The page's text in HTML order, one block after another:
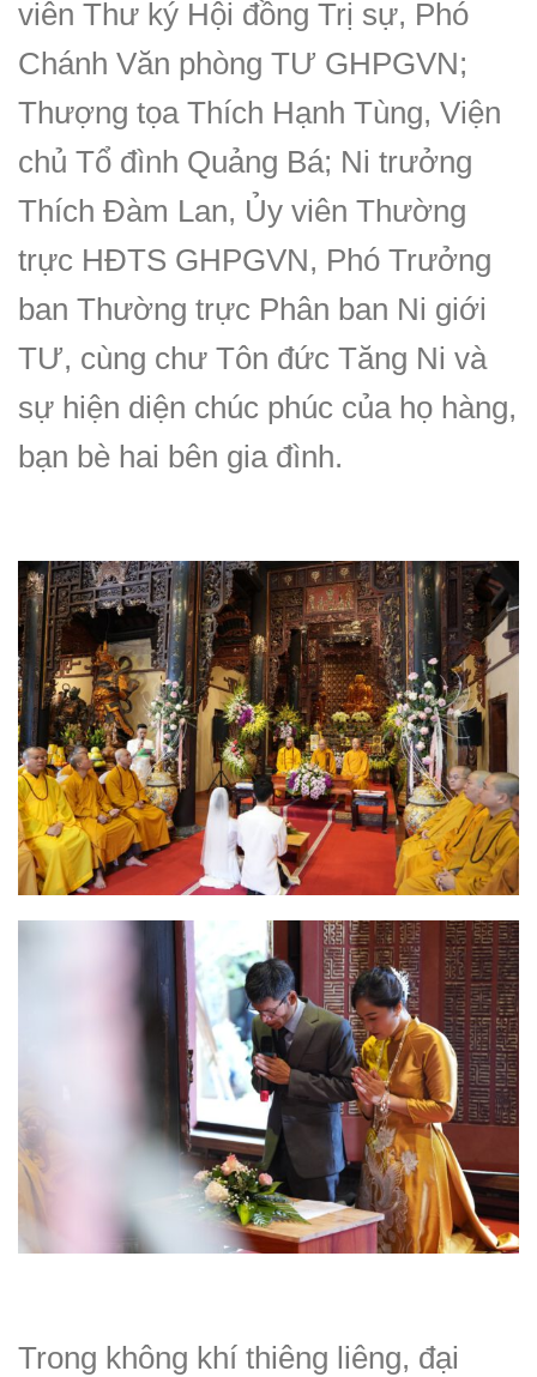
viên Thư ký Hội đồng Trị sự, Phó
Chánh Văn phòng TƯ GHPGVN;
Thượng tọa Thích Hạnh Tùng, Viện
chủ Tổ đình Quảng Bá; Ni trưởng
Thích Đàm Lan, Ủy viên Thường
trực HĐTS GHPGVN, Phó Trưởng
ban Thường trực Phân ban Ni giới
TƯ, cùng chư Tôn đức Tăng Ni và
sự hiện diện chúc phúc của họ hàng,
bạn bè hai bên gia đình.
Trong không khí thiêng liêng, đại